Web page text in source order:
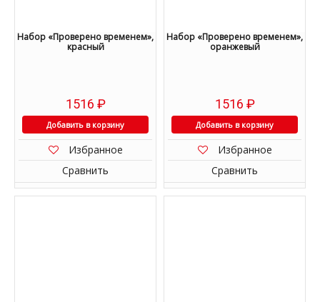
Набор «Проверено временем»,
красный
1516 ₽
Добавить в корзину
Избранное
Сравнить
Набор «Проверено временем»,
оранжевый
1516 ₽
Добавить в корзину
Избранное
Сравнить